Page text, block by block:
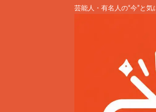
芸能人・有名人の“今”と